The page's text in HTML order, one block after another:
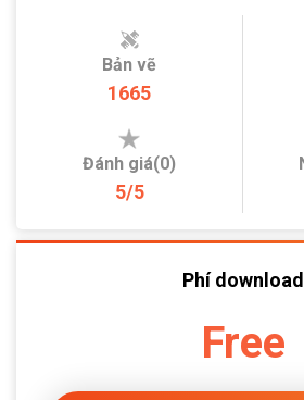
Bản vẽ
1665
Đánh giá(0)
5/5
Phí download
Free